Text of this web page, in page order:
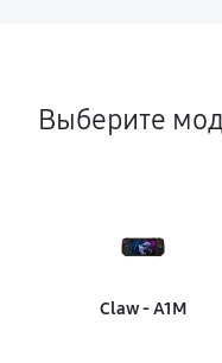
Выберите
Claw - A1M